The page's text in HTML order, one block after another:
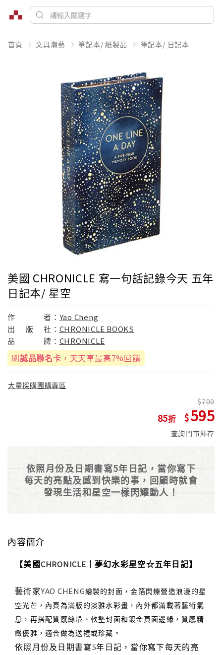
首頁 文具潮藝 筆記本/ 紙製品 筆記本/ 日記本
美國 CHRONICLE 寫一句話記錄今天 五年
日記本/ 星空
作 者： Yao Cheng
出
版 社： CHRONICLE BOOKS
品
牌： CHRONICLE
刷誠品聯名卡 ，天天享最高7%回饋
大量採購團購專區
85
700
595
查詢門市庫存
依照月份及日期書寫5年日記，當你寫下
每天的亮點及感到快樂的事，回顧時就會
發現生活和星空一樣閃耀動人！
內容簡介
【美國CHRONICLE ｜夢幻水彩星空☆五年日記】
藝術家YAO CHENG繪製的封面，金箔閃爍營造浪漫的星
空光芒，內頁為滿版的淡雅水彩畫，內外都滿載著藝術氣
息，再搭配質感絲帶、軟墊封面和鍍金頁面邊緣，質感精
緻優雅，適合做為送禮或珍藏。
依照月份及日期書寫5年日記，當你寫下每天的亮